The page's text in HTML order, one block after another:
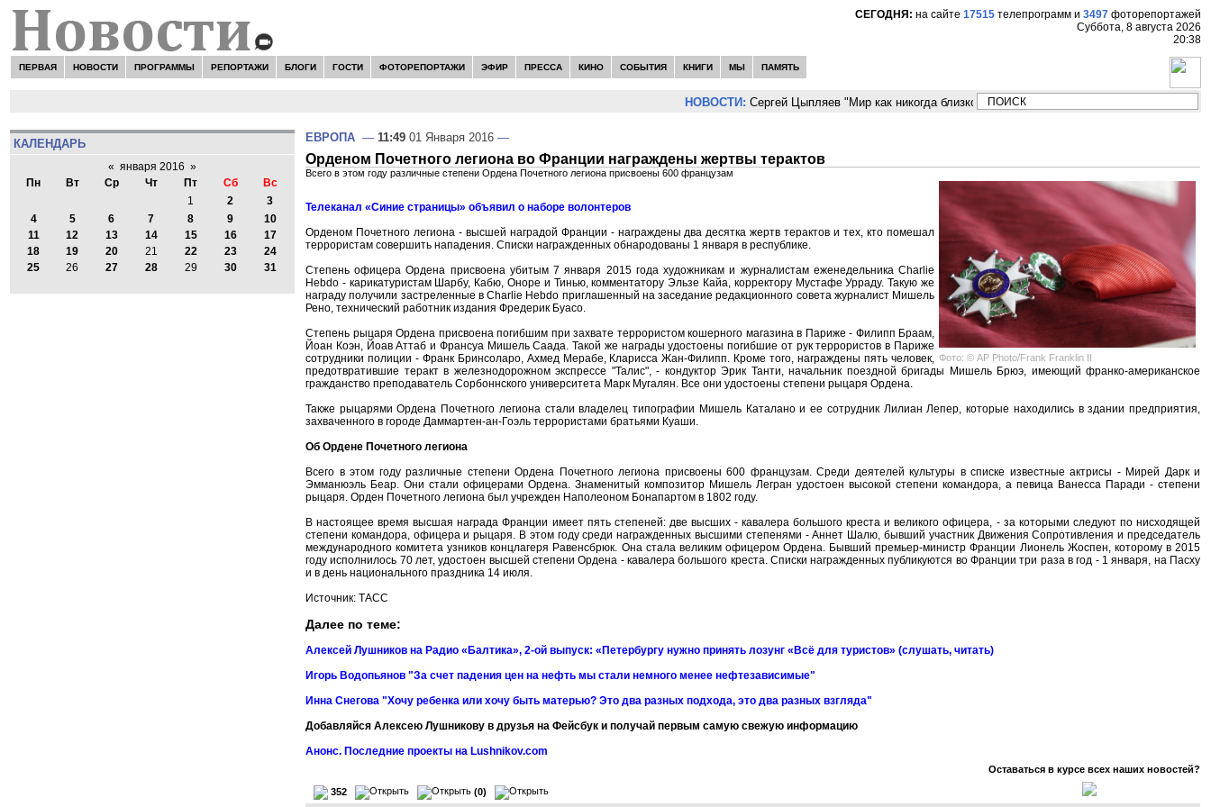
СЕГОДНЯ: на сайте 17515 телепрограмм и 3497 фоторепортажей
Суббота, 8 августа 2026
20:38
ПЕРВАЯ НОВОСТИ ПРОГРАММЫ РЕПОРТАЖИ БЛОГИ ГОСТИ ФОТОРЕПОРТАЖИ ЭФИР ПРЕССА КИНО СОБЫТИЯ КНИГИ МЫ ПАМЯТЬ
НОВОСТИ: Сергей Цыпляев "Мир как никогда близко стоит к угрозе третьей мировой войны"
КАЛЕНДАРЬ
« января 2016 »
Пн
Вт Ср Чт Пт Сб
Вс
1
2
3
4
5 6 7 8 9
10
11
12 13 14 15 16
17
18
19 20 21 22 23
24
25
26 27 28 29 30 31
ЕВРОПА — 11:49 01 Января 2016 —
Орденом Почетного легиона во Франции награждены жертвы терактов
Всего в этом году различные степени Ордена Почетного легиона присвоены 600 французам
Фото: © AP Photo/Frank Franklin II
Телеканал «Синие страницы» объявил о наборе волонтеров
Орденом Почетного легиона - высшей наградой Франции - награждены два десятка жертв терактов и тех, кто помешал
террористам совершить нападения. Списки награжденных обнародованы 1 января в республике.
Степень офицера Ордена присвоена убитым 7 января 2015 года художникам и журналистам еженедельника Charlie
Hebdo - карикатуристам Шарбу, Кабю, Оноре и Тинью, комментатору Эльзе Кайа, корректору Мустафе Урраду. Такую же
награду получили застреленные в Charlie Hebdo приглашенный на заседание редакционного совета журналист Мишель
Рено, технический работник издания Фредерик Буасо.
Степень рыцаря Ордена присвоена погибшим при захвате террористом кошерного магазина в Париже - Филипп Браам,
Йоан Коэн, Йоав Аттаб и Франсуа Мишель Саада. Такой же награды удостоены погибшие от рук террористов в Париже
сотрудники полиции - Франк Бринсоларо, Ахмед Мерабе, Кларисса Жан-Филипп. Кроме того, награждены пять человек,
предотвратившие теракт в железнодорожном экспрессе "Талис", - кондуктор Эрик Танти, начальник поездной бригады Мишель Брюэ, имеющий франко-американское
гражданство преподаватель Сорбоннского университета Марк Мугалян. Все они удостоены степени рыцаря Ордена.
Также рыцарями Ордена Почетного легиона стали владелец типографии Мишель Каталано и ее сотрудник Лилиан Лепер, которые находились в здании предприятия,
захваченного в городе Даммартен-ан-Гоэль террористами братьями Куаши.
Об Ордене Почетного легиона
Всего в этом году различные степени Ордена Почетного легиона присвоены 600 французам. Среди деятелей культуры в списке известные актрисы - Мирей Дарк и
Эмманюэль Беар. Они стали офицерами Ордена. Знаменитый композитор Мишель Легран удостоен высокой степени командора, а певица Ванесса Паради - степени
рыцаря. Орден Почетного легиона был учрежден Наполеоном Бонапартом в 1802 году.
В настоящее время высшая награда Франции имеет пять степеней: две высших - кавалера большого креста и великого офицера, - за которыми следуют по нисходящей
степени командора, офицера и рыцаря. В этом году среди награжденных высшими степенями - Аннет Шалю, бывший участник Движения Сопротивления и председатель
международного комитета узников концлагеря Равенсбрюк. Она стала великим офицером Ордена. Бывший премьер-министр Франции Лионель Жоспен, которому в 2015
году исполнилось 70 лет, удостоен высшей степени Ордена - кавалера большого креста. Списки награжденных публикуются во Франции три раза в год - 1 января, на Пасху
и в день национального праздника 14 июля.
Источник: ТАСС
Далее по теме:
Алексей Лушников на Радио «Балтика», 2-ой выпуск: «Петербургу нужно принять лозунг «Всё для туристов» (слушать, читать)
Игорь Водопьянов "За счет падения цен на нефть мы стали немного менее нефтезависимые"
Инна Снегова "Хочу ребенка или хочу быть матерью? Это два разных подхода, это два разных взгляда"
Добавляйся Алексею Лушникову в друзья на Фейсбук и получай первым самую свежую информацию
Анонс. Последние проекты на Lushnikov.com
Оставаться в курсе всех наших новостей?
352 (0)